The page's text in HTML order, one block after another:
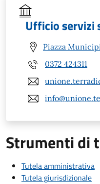
Ufficio servizi
Piazza
0372 424311
Strumenti di
Tutela amministrativa
Tutela giurisdizionale